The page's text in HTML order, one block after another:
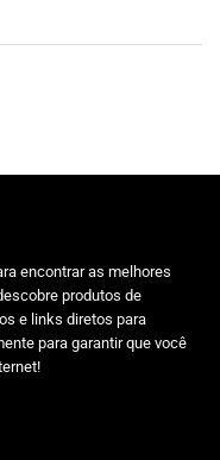
encontrar as melhores
produtos de
e links diretos para
para garantir que você